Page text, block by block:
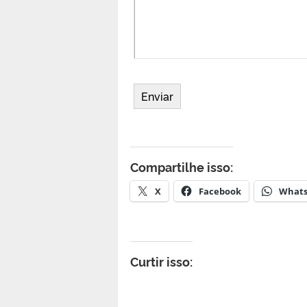
Compartilhe isso:
X Facebook
Curtir isso: